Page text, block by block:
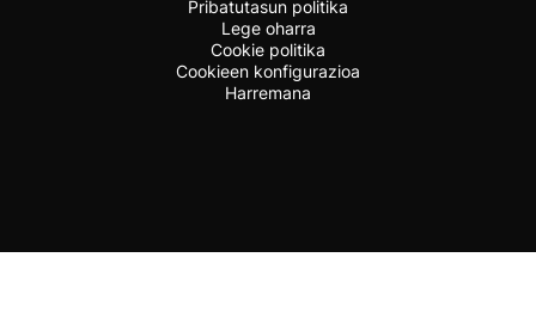
Pribatutasun politika
Lege oharra
Cookie politika
Cookieen konfigurazioa
Harremana